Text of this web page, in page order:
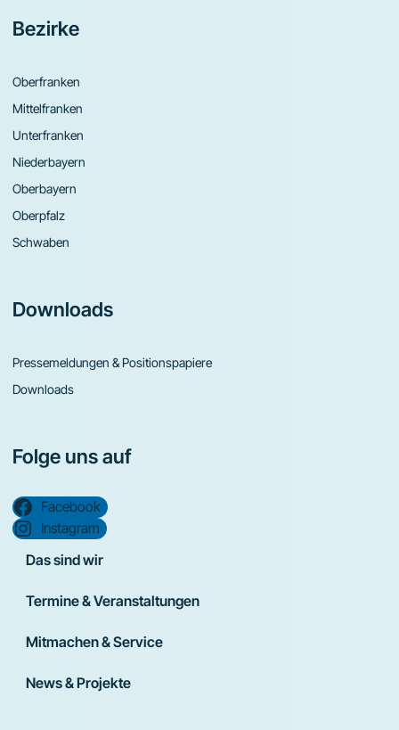
Bezirke
Oberfranken
Mittelfranken
Unterfranken
Niederbayern
Oberbayern
Oberpfalz
Schwaben
Downloads
Pressemeldungen & Positionspapiere
Downloads
Folge uns auf
Facebook
Instagram
Das sind wir
Termine & Veranstaltungen
Mitmachen & Service
News & Projekte